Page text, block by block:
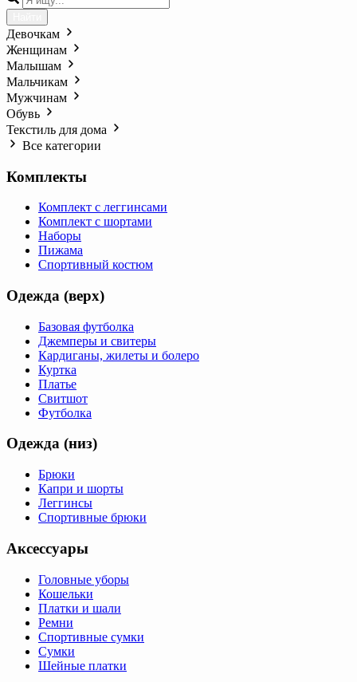
Девочкам
Женщинам
Малышам
Мальчикам
Мужчинам
Обувь
Текстиль для дома
Все категории
Комплекты
Комплект с леггинсами
Комплект с шортами
Наборы
Пижама
Спортивный костюм
Одежда (верх)
Базовая футболка
Джемперы и свитеры
Кардиганы, жилеты и болеро
Куртка
Платье
Свитшот
Футболка
Одежда (низ)
Брюки
Капри и шорты
Леггинсы
Спортивные брюки
Аксессуары
Головные уборы
Кошельки
Платки и шали
Ремни
Спортивные сумки
Сумки
Шейные платки